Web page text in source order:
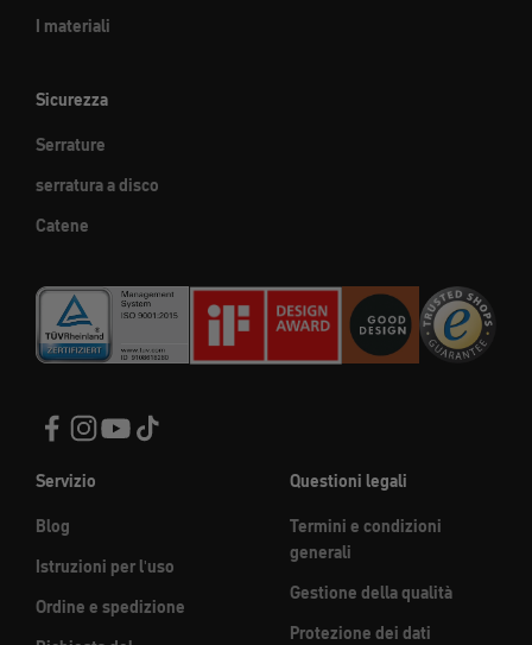
I materiali
Sicurezza
Serrature
serratura a disco
Catene
Servizio
Blog
Istruzioni per l'uso
Ordine e spedizione
Questioni legali
Termini e condizioni
generali
Gestione della qualità
Protezione dei dati